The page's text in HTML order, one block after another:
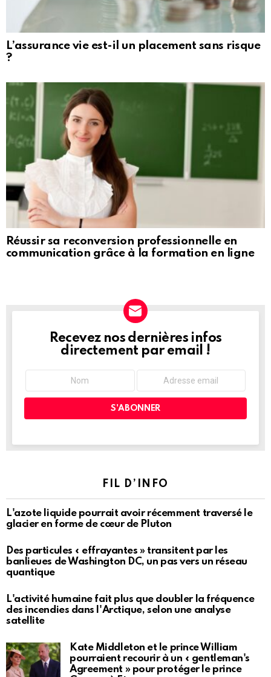
L’assurance vie est-il un placement sans risque
?
Réussir sa reconversion professionnelle en
communication grâce à la formation en ligne
NEWSLETTER
Recevez nos dernières infos
directement par email !
FIL D’INFO
L'azote liquide pourrait avoir récemment traversé le
glacier en forme de cœur de Pluton
Des particules « effrayantes » transitent par les
banlieues de Washington DC, un pas vers un réseau
quantique
L'activité humaine fait plus que doubler la fréquence
des incendies dans l'Arctique, selon une analyse
satellite
Kate Middleton et le prince William
pourraient recourir à un « gentleman's
Agreement » pour protéger le prince